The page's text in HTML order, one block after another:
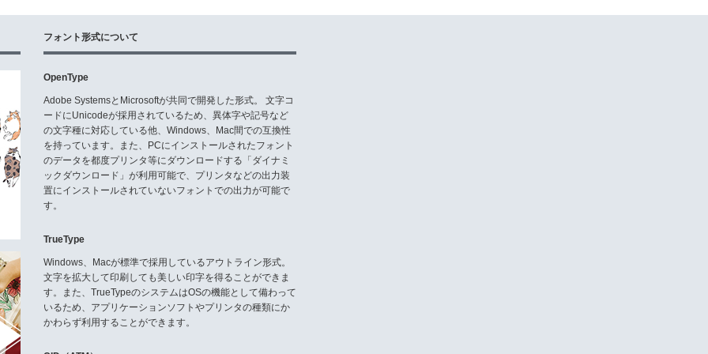
フォント形式について
OpenType
Adobe SystemsとMicrosoftが共同で開発した形式。 文字コ
ードにUnicodeが採用されているため、異体字や記号など
の文字種に対応している他、Windows、Mac間での互換性
を持っています。また、PCにインストールされたフォント
のデータを都度プリンタ等にダウンロードする「ダイナミ
ックダウンロード」が利用可能で、プリンタなどの出力装
置にインストールされていないフォントでの出力が可能で
す。
TrueType
Windows、Macが標準で採用しているアウトライン形式。
文字を拡大して印刷しても美しい印字を得ることができま
す。また、TrueTypeのシステムはOSの機能として備わって
いるため、アプリケーションソフトやプリンタの種類にか
かわらず利用することができます。